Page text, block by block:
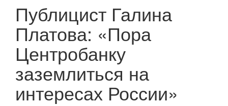
Публицист Галина
Платова: «Пора
Центробанку
заземлиться на
интересах России»